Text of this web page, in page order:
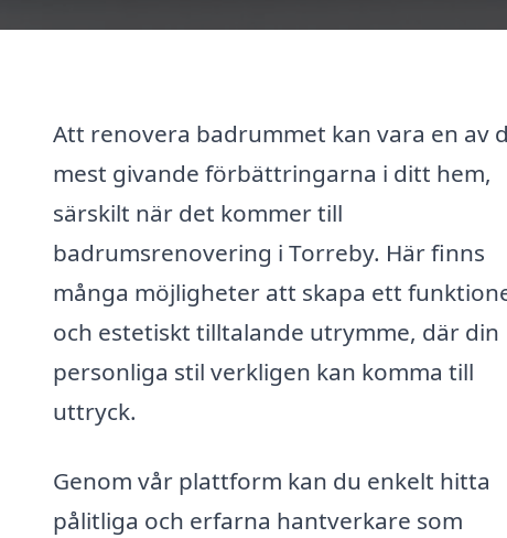
Att renovera badrummet kan vara en av
mest givande förbättringarna i ditt hem,
särskilt när det kommer till
badrumsrenovering i Torreby. Här finns
många möjligheter att skapa ett
och estetiskt tilltalande utrymme, där din
personliga stil verkligen kan komma till
uttryck.
Genom vår plattform kan du enkelt hitta
pålitliga och erfarna hantverkare som